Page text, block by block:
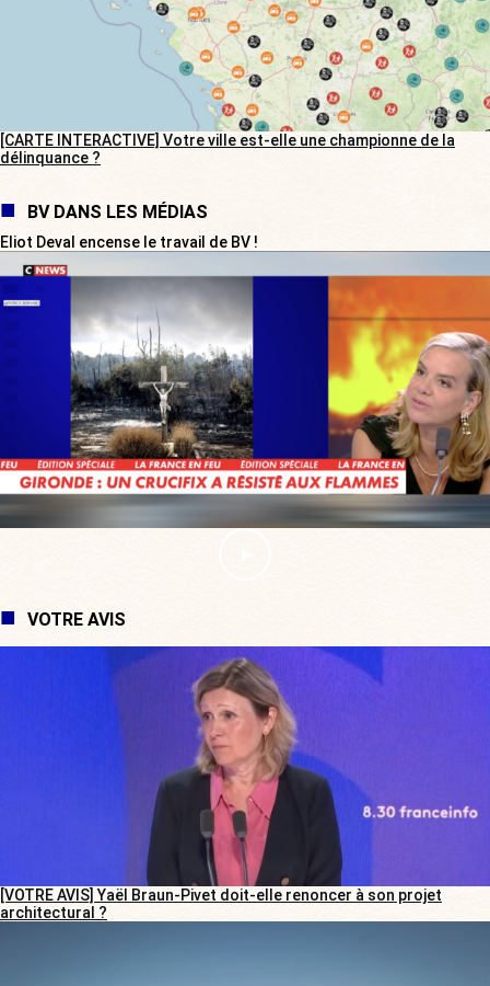
[CARTE INTERACTIVE] Votre ville est-elle une championne de la
délinquance ?
BV DANS LES MÉDIAS
Eliot Deval encense le travail de BV !
VOTRE AVIS
[VOTRE AVIS] Yaël Braun-Pivet doit-elle renoncer à son projet
architectural ?